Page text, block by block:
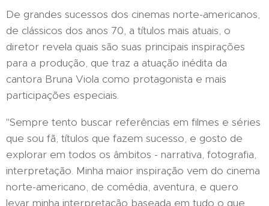
De grandes sucessos dos cinemas norte-americanos,
de clássicos dos anos 70, a títulos mais atuais, o
diretor revela quais são suas principais inspirações
para a produção, que traz a atuação inédita da
cantora Bruna Viola como protagonista e mais
participações especiais.
"Sempre tento buscar referências em filmes e séries
que sou fã, títulos que fazem sucesso, e gosto de
explorar em todos os âmbitos - narrativa, fotografia,
interpretação. Minha maior inspiração vem do cinema
norte-americano, de comédia, aventura, e quero
levar minha interpretação baseada em tudo o que